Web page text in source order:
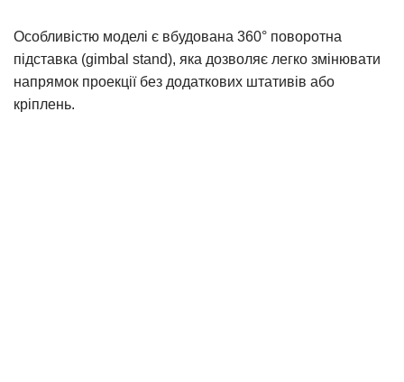
Особливістю моделі є вбудована 360° поворотна
підставка (gimbal stand), яка дозволяє легко змінювати
напрямок проекції без додаткових штативів або
кріплень.